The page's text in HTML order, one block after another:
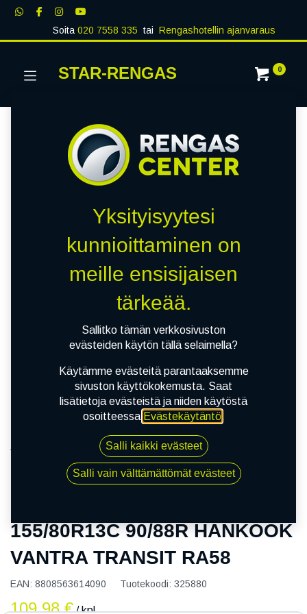
Soita020 7558 335 tai Rengashotellin ajanvaraus
STAR-RENGAS 0
155/80R13C 90/88R HANKOOK VANTRA TRANSIT
155/80R13C 90/88R HANKOOK
VANTRA TRANSIT RA58
EAN: 8808563614090 Tuotekoodi: 325880
109,98€ / kpl
Yksityisyytesi
kunnioittaminen on
meille ensisijaisen
tärkeää.
Sallitko tämän verkkosivuston
evästeiden käytön tällä selaimella?
Käytämme evästeitä parantaaksemme
sivuston käyttökokemusta. Saat
lisätietoja evästeistä ja niiden käytöstä
osoitteessa Evästekäytäntö.
Salli kaikki evästeet
Salli vain välttämättömät evästeet